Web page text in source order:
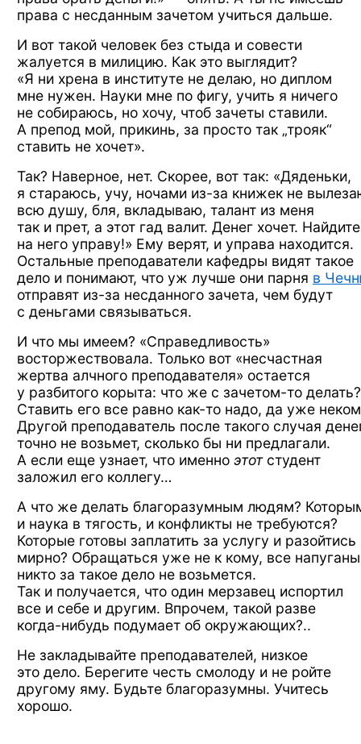
права с несданным зачетом учиться дальше.
И вот такой человек без стыда и совести
жалуется в милицию. Как это выглядит?
«Я ни хрена в институте не делаю, но диплом
мне нужен. Науки мне по фигу, учить я ничего
не собираюсь, но хочу, чтоб зачеты ставили.
А препод мой, прикинь, за просто так „трояк“
ставить не хочет».
Так? Наверное, нет. Скорее, вот так: «Дяденьки,
я стараюсь, учу, ночами из-за книжек не
всю душу, бля, вкладываю, талант из меня
так и прет, а этот гад валит. Денег хочет. Найдите
на него управу!» Ему верят, и управа находится.
Остальные преподаватели кафедры видят такое
дело и понимают, что уж лучше они парня в
отправят из-за несданного зачета, чем будут
с деньгами связываться.
И что мы имеем? «Справедливость»
восторжествовала. Только вот «несчастная
жертва алчного преподавателя» остается
у разбитого корыта: что же с зачетом-то делать?
Ставить его все равно как-то надо, да уже
Другой преподаватель после такого случая
точно не возьмет, сколько бы ни предлагали.
А если еще узнает, что именно этотстудент
заложил его коллегу…
А что же делать благоразумным людям?
и наука в тягость, и конфликты не требуются?
Которые готовы заплатить за услугу и разойтись
мирно? Обращаться уже не к кому, все
никто за такое дело не возьмется.
Так и получается, что один мерзавец испортил
все и себе и другим. Впрочем, такой разве
когда-нибудь подумает об окружающих?..
Не закладывайте преподавателей, низкое
это дело. Берегите честь смолоду и не ройте
другому яму. Будьте благоразумны. Учитесь
хорошо.